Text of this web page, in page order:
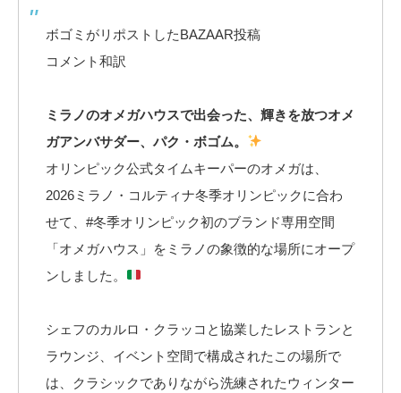
ボゴミがリポストしたBAZAAR投稿
コメント和訳
ミラノのオメガハウスで出会った、輝きを放つオメ
ガアンバサダー、パク・ボゴム。
オリンピック公式タイムキーパーのオメガは、
2026ミラノ・コルティナ冬季オリンピックに合わ
せて、#冬季オリンピック初のブランド専用空間
「オメガハウス」をミラノの象徴的な場所にオープ
ンしました。
シェフのカルロ・クラッコと協業したレストランと
ラウンジ、イベント空間で構成されたこの場所で
は、クラシックでありながら洗練されたウィンター